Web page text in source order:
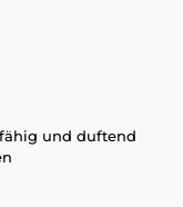
und duftend